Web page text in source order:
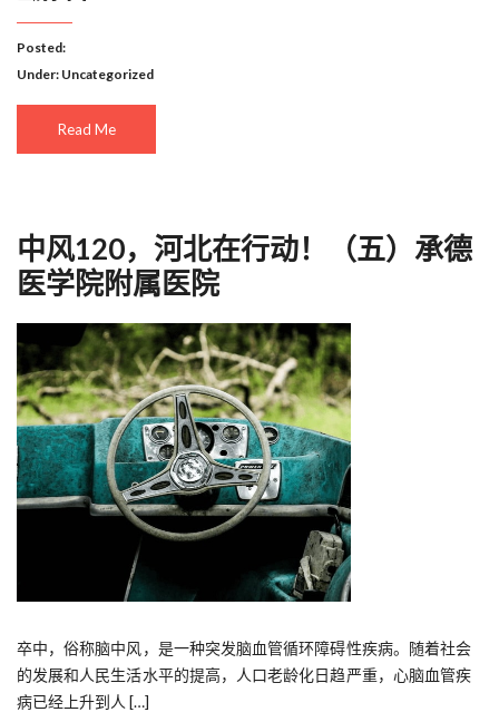
Posted:
Under: Uncategorized
Read Me
中风120，河北在行动！（五）承德
医学院附属医院
卒中，俗称脑中风，是一种突发脑血管循环障碍性疾病。随着社会
的发展和人民生活水平的提高，人口老龄化日趋严重，心脑血管疾
病已经上升到人 […]